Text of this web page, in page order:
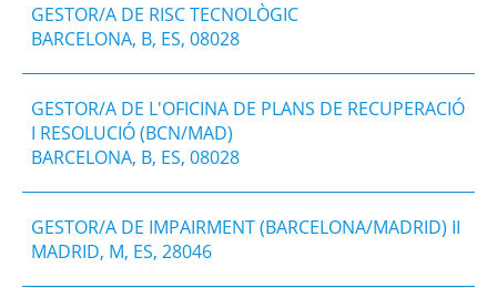
GESTOR/A DE RISC TECNOLÒGIC
BARCELONA, B, ES, 08028
GESTOR/A DE L'OFICINA DE PLANS DE RECUPERACIÓ
I RESOLUCIÓ (BCN/MAD)
BARCELONA, B, ES, 08028
GESTOR/A DE IMPAIRMENT (BARCELONA/MADRID) II
MADRID, M, ES, 28046